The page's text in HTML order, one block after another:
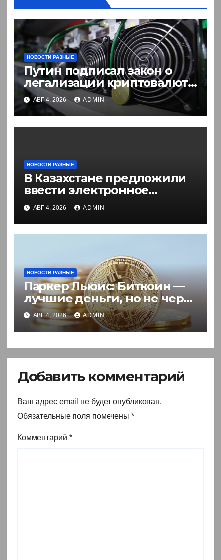
НОВОСТИ РАЗНЫЕ
Путин подписал закон о
легализации криптовалют
в России. Что нужно знать
АВГ 4, 2026 ADMIN
НОВОСТИ РАЗНЫЕ
В Казахстане предложили
ввести электронное
разрешение на въезд для
иностранцев
АВГ 4, 2026 ADMIN
НОВОСТИ РАЗНЫЕ
Паркер Льюис: Биткоин —
лучшие деньги, но не через
акции
АВГ 4, 2026 ADMIN
Добавить комментарий
Ваш адрес email не будет опубликован.
Обязательные поля помечены *
Комментарий *